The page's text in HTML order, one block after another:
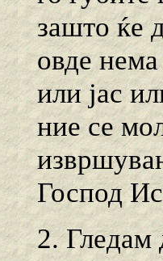
зашто ќе
овде
или јас
ние се
Господ
2. Гледам